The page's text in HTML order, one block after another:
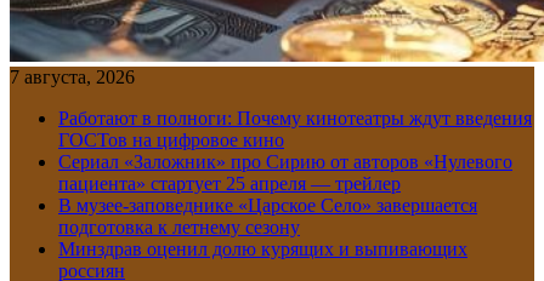
7 августа, 2026
Работают в полноги: Почему кинотеатры ждут введения
ГОСТов на цифровое кино
Сериал «Заложник» про Сирию от авторов «Нулевого
пациента» стартует 25 апреля — трейлер
В музее-заповеднике «Царское Село» завершается
подготовка к летнему сезону
Минздрав оценил долю курящих и выпивающих
россиян